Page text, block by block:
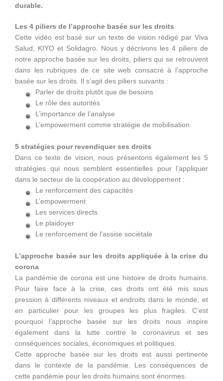
durable.
Les 4 piliers de l’approche basée sur les droits
Cette vidéo est basé sur un texte de vision rédigé par Viva
Salud, KIYO et Solidagro. Nous y décrivons les 4 piliers de
notre approche basée sur les droits, piliers qui se retrouvent
dans les rubriques de ce site web consacré à l’approche
basée sur les droits. Il s’agit des piliers suivants :
Parler de droits plutôt que de besoins
Le rôle des autorités
L’importance de l’analyse
L’empowerment comme stratégie de mobilisation
5 stratégies pour revendiquer ses droits
Dans ce texte de vision, nous présentons également les 5
stratégies qui nous semblent essentielles pour l’appliquer
dans le secteur de la coopération au développement :
Le renforcement des capacités
L’empowerment
Les services directs
Le plaidoyer
Le renforcement de l’assise sociétale
L’approche basée sur les droits appliquée à la crise du
corona
La pandémie de corona est une histoire de droits humains.
Pour faire face à la crise, ces droits ont été mis sous
pression à différents niveaux et endroits dans le monde, et
en particulier pour les groupes les plus fragiles. C’est
pourquoi l’approche basée sur les droits nous inspire
également dans la lutte contre le coronavirus et ses
conséquences sociales, économiques et politiques.
Cette approche basée sur les droits est aussi pertinente
dans le contexte de la pandémie. Les conséquences de
cette pandémie pour les droits humains sont énormes.